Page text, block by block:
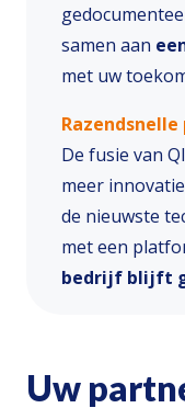
samen aan
met uw
De fusie van
meer
de nieuwste
met een
bedrijf blijft
Uw